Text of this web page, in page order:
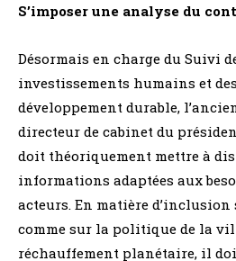
S’imposer une analyse du
Désormais en charge du Suivi
investissements humains et
développement durable,
directeur de cabinet du
doit théoriquement mettre à
informations adaptées aux
acteurs. En matière d’inclusion
comme sur la politique de la
réchauffement planétaire, il